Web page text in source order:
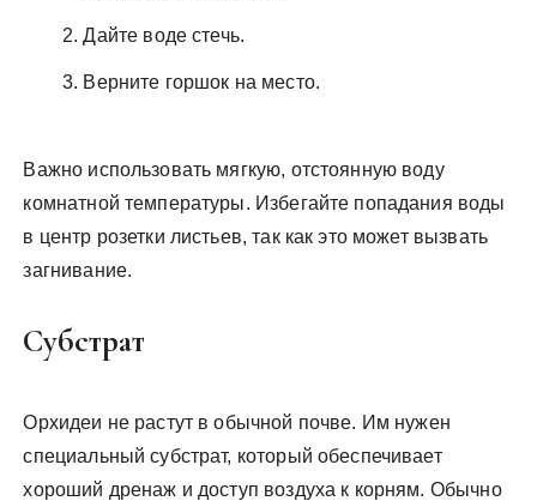
Дайте воде стечь.
Верните горшок на место.
Важно использовать мягкую, отстоянную воду
комнатной температуры. Избегайте попадания воды
в центр розетки листьев, так как это может вызвать
загнивание.
Субстрат
Орхидеи не растут в обычной почве. Им нужен
специальный субстрат, который обеспечивает
хороший дренаж и доступ воздуха к корням. Обычно